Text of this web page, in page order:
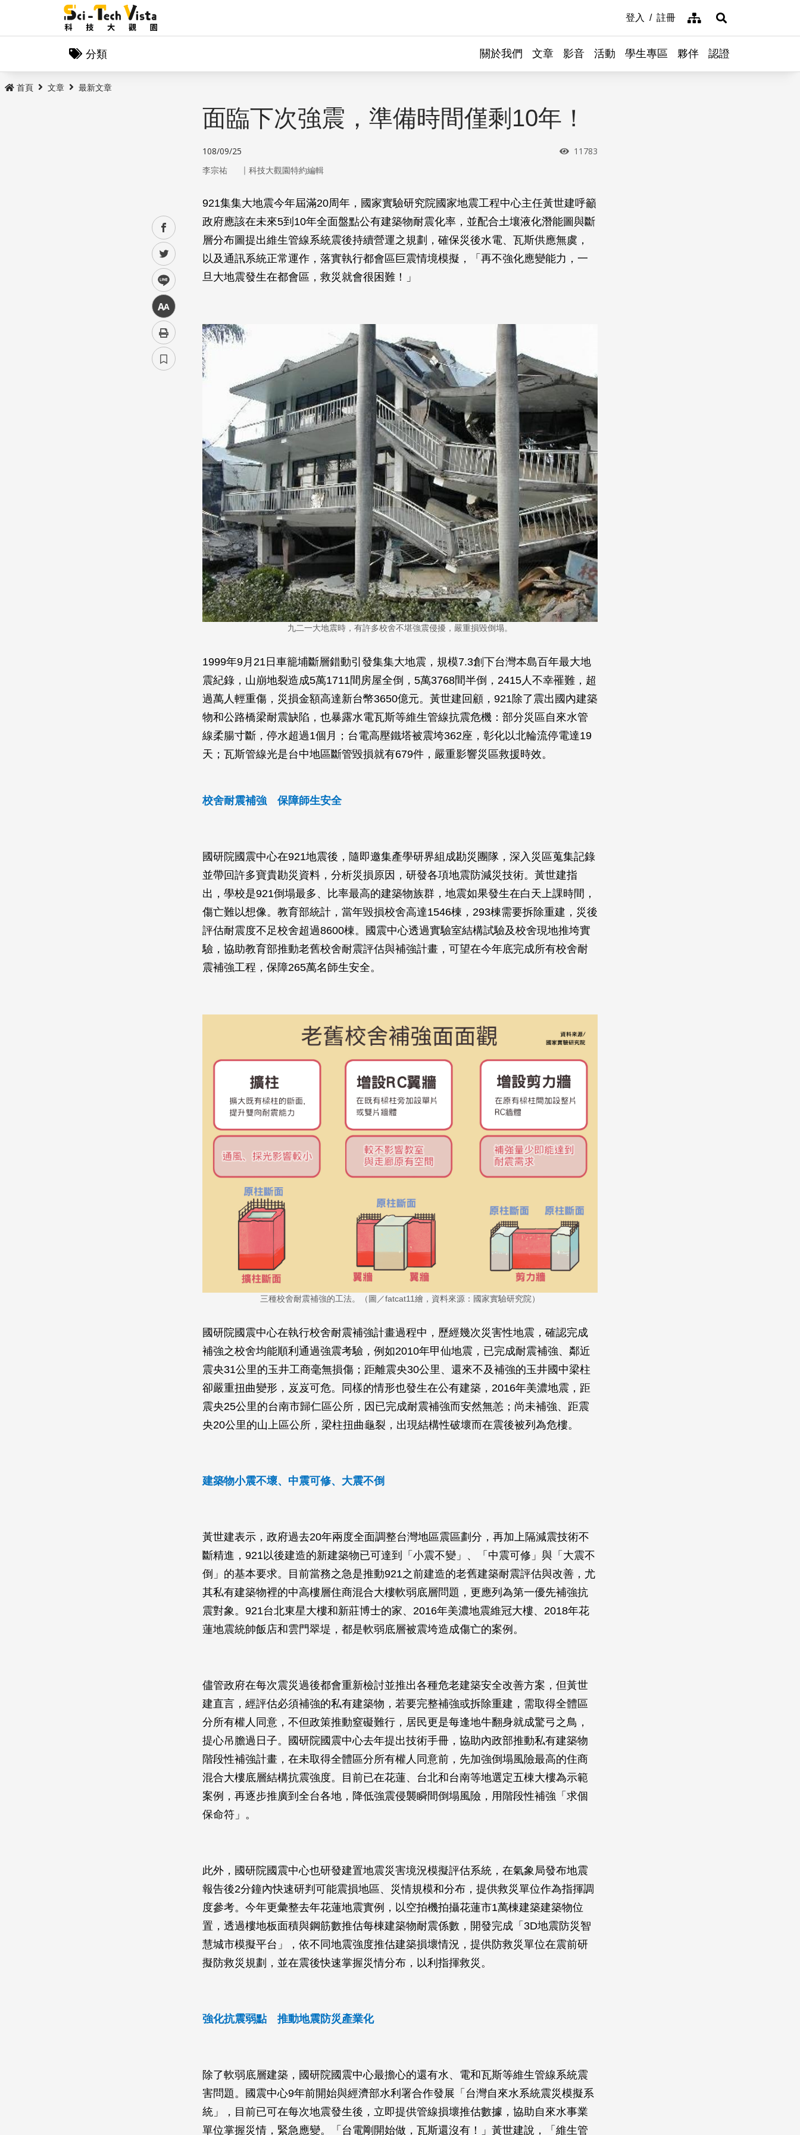
登入 註冊 網站導覽展開搜尋
分類 關於我們 文章 影音 活動 學生專區 夥伴 認證
首頁 文章 最新文章
facebook
twitter
line
中
面臨下次強震，準備時間僅剩10年！
108/09/25 瀏覽次數
11783
李宗祐 ｜ 科技大觀園特約編輯
921集集大地震今年屆滿20周年，國家實驗研究院國家地震工程中心主任黃世建呼籲
政府應該在未來5到10年全面盤點公有建築物耐震化率，並配合土壤液化潛能圖與斷
層分布圖提出維生管線系統震後持續營運之規劃，確保災後水電、瓦斯供應無虞，
以及通訊系統正常運作，落實執行都會區巨震情境模擬，「再不強化應變能力，一
旦大地震發生在都會區，救災就會很困難！」
九二一大地震時，有許多校舍不堪強震侵擾，嚴重損毀倒塌。
1999年9月21日車籠埔斷層錯動引發集集大地震，規模7.3創下台灣本島百年最大地
震紀錄，山崩地裂造成5萬1711間房屋全倒，5萬3768間半倒，2415人不幸罹難，超
過萬人輕重傷，災損金額高達新台幣3650億元。黃世建回顧，921除了震出國內建築
物和公路橋梁耐震缺陷，也暴露水電瓦斯等維生管線抗震危機：部分災區自來水管
線柔腸寸斷，停水超過1個月；台電高壓鐵塔被震垮362座，彰化以北輪流停電達19
天；瓦斯管線光是台中地區斷管毀損就有679件，嚴重影響災區救援時效。
校舍耐震補強 保障師生安全
國研院國震中心在921地震後，隨即邀集產學研界組成勘災團隊，深入災區蒐集記錄
並帶回許多寶貴勘災資料，分析災損原因，研發各項地震防減災技術。黃世建指
出，學校是921倒塌最多、比率最高的建築物族群，地震如果發生在白天上課時間，
傷亡難以想像。教育部統計，當年毀損校舍高達1546棟，293棟需要拆除重建，災後
評估耐震度不足校舍超過8600棟。國震中心透過實驗室結構試驗及校舍現地推垮實
驗，協助教育部推動老舊校舍耐震評估與補強計畫，可望在今年底完成所有校舍耐
震補強工程，保障265萬名師生安全。
三種校舍耐震補強的工法。（圖／fatcat11繪，資料來源：國家實驗研究院）
國研院國震中心在執行校舍耐震補強計畫過程中，歷經幾次災害性地震，確認完成
補強之校舍均能順利通過強震考驗，例如2010年甲仙地震，已完成耐震補強、鄰近
震央31公里的玉井工商毫無損傷；距離震央30公里、還來不及補強的玉井國中梁柱
卻嚴重扭曲變形，岌岌可危。同樣的情形也發生在公有建築，2016年美濃地震，距
震央25公里的台南市歸仁區公所，因已完成耐震補強而安然無恙；尚未補強、距震
央20公里的山上區公所，梁柱扭曲龜裂，出現結構性破壞而在震後被列為危樓。
建築物小震不壞、中震可修、大震不倒
黃世建表示，政府過去20年兩度全面調整台灣地區震區劃分，再加上隔減震技術不
斷精進，921以後建造的新建築物已可達到「小震不變」、「中震可修」與「大震不
倒」的基本要求。目前當務之急是推動921之前建造的老舊建築耐震評估與改善，尤
其私有建築物裡的中高樓層住商混合大樓軟弱底層問題，更應列為第一優先補強抗
震對象。921台北東星大樓和新莊博士的家、2016年美濃地震維冠大樓、2018年花
蓮地震統帥飯店和雲門翠堤，都是軟弱底層被震垮造成傷亡的案例。
儘管政府在每次震災過後都會重新檢討並推出各種危老建築安全改善方案，但黃世
建直言，經評估必須補強的私有建築物，若要完整補強或拆除重建，需取得全體區
分所有權人同意，不但政策推動窒礙難行，居民更是每逢地牛翻身就成驚弓之鳥，
提心吊膽過日子。國研院國震中心去年提出技術手冊，協助內政部推動私有建築物
階段性補強計畫，在未取得全體區分所有權人同意前，先加強倒塌風險最高的住商
混合大樓底層結構抗震強度。目前已在花蓮、台北和台南等地選定五棟大樓為示範
案例，再逐步推廣到全台各地，降低強震侵襲瞬間倒塌風險，用階段性補強「求個
保命符」。
此外，國研院國震中心也研發建置地震災害境況模擬評估系統，在氣象局發布地震
報告後2分鐘內快速研判可能震損地區、災情規模和分布，提供救災單位作為指揮調
度參考。今年更彙整去年花蓮地震實例，以空拍機拍攝花蓮市1萬棟建築建築物位
置，透過樓地板面積與鋼筋數推估每棟建築物耐震係數，開發完成「3D地震防災智
慧城市模擬平台」，依不同地震強度推估建築損壞情況，提供防救災單位在震前研
擬防救災規劃，並在震後快速掌握災情分布，以利指揮救災。
強化抗震弱點 推動地震防災產業化
除了軟弱底層建築，國研院國震中心最擔心的還有水、電和瓦斯等維生管線系統震
害問題。國震中心9年前開始與經濟部水利署合作發展「台灣自來水系統震災模擬系
統」，目前已可在每次地震發生後，立即提供管線損壞推估數據，協助自來水事業
單位掌握災情，緊急應變。「台電剛開始做，瓦斯還沒有！」黃世建說，「維生管